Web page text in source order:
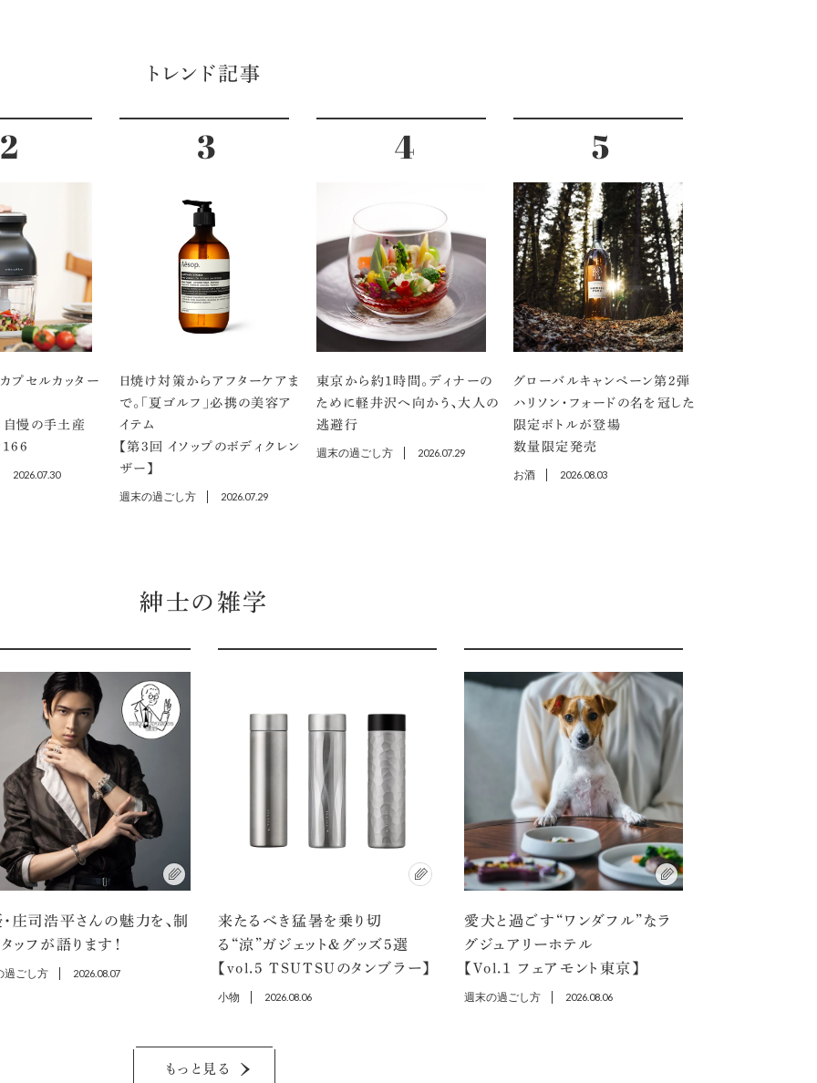
トレンド記事
カプセルカッター
自慢の手土産
166
2026.07.30
日焼け対策からアフターケアま
で。「夏ゴルフ」必携の美容ア
イテム
【第3回 イソップのボディクレン
ザー】
週末の過ごし方 2026.07.29
東京から約1時間。ディナーの
ために軽井沢へ向かう、大人の
逃避行
週末の過ごし方 2026.07.29
グローバルキャンペーン第2弾
ハリソン・フォードの名を冠した
限定ボトルが登場
数量限定発売
お酒 2026.08.03
紳士の雑学
庄司浩平さんの魅力を、制
ッフが語ります！
過ごし方 2026.08.07
来たるべき猛暑を乗り切
る“涼”ガジェット＆グッズ5選
【vol.5 TSUTSUのタンブラー】
小物 2026.08.06
愛犬と過ごす“ワンダフル”なラ
グジュアリーホテル
【Vol.1 フェアモント東京】
週末の過ごし方 2026.08.06
もっと見る